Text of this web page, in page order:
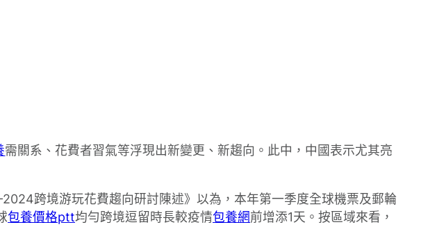
需關系、花費者習氣等浮現出新變更、新趨向。此中，中國表示尤其亮
跨境游玩花費趨向研討陳述》以為，本年第一季度全球機票及郵輪
包養價格ptt均勻跨境逗留時長較疫情包養網前增添1天。按區域來看，